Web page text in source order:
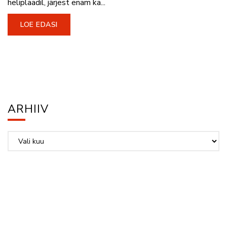
heliplaadil, järjest enam ka...
LOE EDASI
ARHIIV